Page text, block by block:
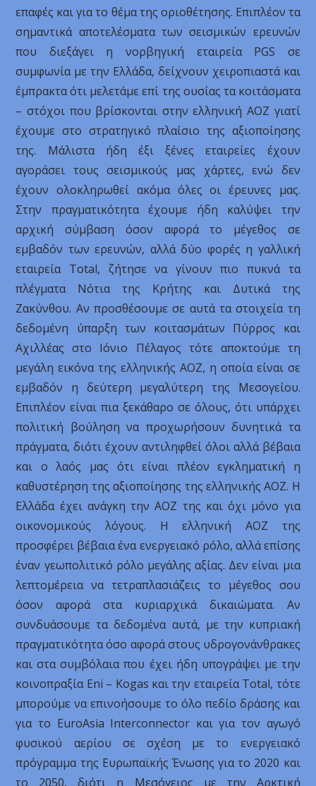
επαφές και για το θέμα της οριοθέτησης. Επιπλέον τα
σημαντικά αποτελέσματα των σεισμικών ερευνών
που διεξάγει η νορβηγική εταιρεία PGS σε
συμφωνία με την Ελλάδα, δείχνουν χειροπιαστά και
έμπρακτα ότι μελετάμε επί της ουσίας τα κοιτάσματα
– στόχοι που βρίσκονται στην ελληνική ΑΟΖ γιατί
έχουμε στο στρατηγικό πλαίσιο της αξιοποίησης
της. Μάλιστα ήδη έξι ξένες εταιρείες έχουν
αγοράσει τους σεισμικούς μας χάρτες, ενώ δεν
έχουν ολοκληρωθεί ακόμα όλες οι έρευνες μας.
Στην πραγματικότητα έχουμε ήδη καλύψει την
αρχική σύμβαση όσον αφορά το μέγεθος σε
εμβαδόν των ερευνών, αλλά δύο φορές η γαλλική
εταιρεία Total, ζήτησε να γίνουν πιο πυκνά τα
πλέγματα Νότια της Κρήτης και Δυτικά της
Ζακύνθου. Αν προσθέσουμε σε αυτά τα στοιχεία τη
δεδομένη ύπαρξη των κοιτασμάτων Πύρρος και
Αχιλλέας στο Ιόνιο Πέλαγος τότε αποκτούμε τη
μεγάλη εικόνα της ελληνικής ΑΟΖ, η οποία είναι σε
εμβαδόν η δεύτερη μεγαλύτερη της Μεσογείου.
Επιπλέον είναι πια ξεκάθαρο σε όλους, ότι υπάρχει
πολιτική βούληση να προχωρήσουν δυνητικά τα
πράγματα, διότι έχουν αντιληφθεί όλοι αλλά βέβαια
και ο λαός μας ότι είναι πλέον εγκληματική η
καθυστέρηση της αξιοποίησης της ελληνικής ΑΟΖ. Η
Ελλάδα έχει ανάγκη την ΑΟΖ της και όχι μόνο για
οικονομικούς λόγους. Η ελληνική ΑΟΖ της
προσφέρει βέβαια ένα ενεργειακό ρόλο, αλλά επίσης
έναν γεωπολιτικό ρόλο μεγάλης αξίας. Δεν είναι μια
λεπτομέρεια να τετραπλασιάζεις το μέγεθος σου
όσον αφορά στα κυριαρχικά δικαιώματα. Αν
συνδυάσουμε τα δεδομένα αυτά, με την κυπριακή
πραγματικότητα όσο αφορά στους υδρογονάνθρακες
και στα συμβόλαια που έχει ήδη υπογράψει με την
κοινοπραξία Eni – Kogas και την εταιρεία Total, τότε
μπορούμε να επινοήσουμε το όλο πεδίο δράσης και
για το EuroAsia Interconnector και για τον αγωγό
φυσικού αερίου σε σχέση με το ενεργειακό
πρόγραμμα της Ευρωπαϊκής Ένωσης για το 2020 και
το 2050, διότι η Μεσόγειος με την Αρκτική